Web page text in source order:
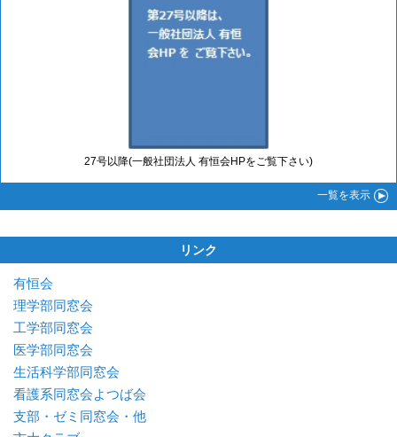
27号以降(一般社団法人 有恒会HPをご覧下さい)
一覧を表示
リンク
有恒会
理学部同窓会
工学部同窓会
医学部同窓会
生活科学部同窓会
看護系同窓会よつば会
支部・ゼミ同窓会・他